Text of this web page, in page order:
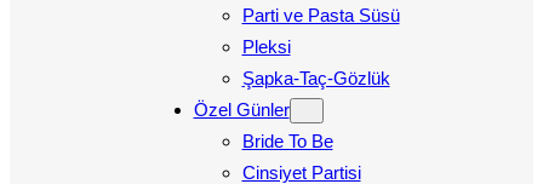
Parti ve Pasta Süsü
Pleksi
Şapka-Taç-Gözlük
Özel Günler
Bride To Be
Cinsiyet Partisi